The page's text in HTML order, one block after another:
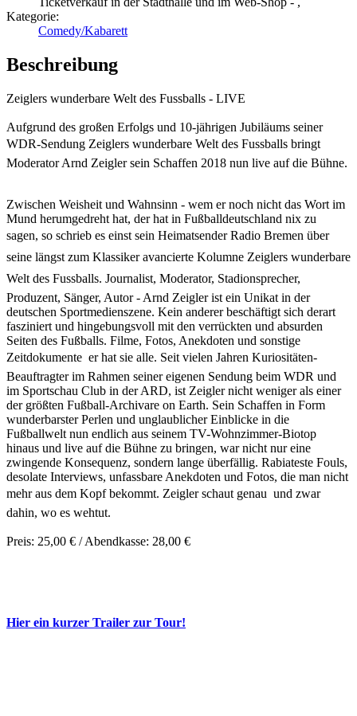
Kategorie:
Comedy/Kabarett
Beschreibung
Zeiglers wunderbare Welt des Fussballs - LIVE
Aufgrund des großen Erfolgs und 10-jährigen Jubiläums seiner
WDR-Sendung Zeiglers wunderbare Welt des Fussballs bringt
Moderator Arnd Zeigler sein Schaffen 2018 nun live auf die Bühne.
Zwischen Weisheit und Wahnsinn - wem er noch nicht das Wort im
Mund herumgedreht hat, der hat in Fußballdeutschland nix zu
sagen, so schrieb es einst sein Heimatsender Radio Bremen über
seine längst zum Klassiker avancierte Kolumne Zeiglers wunderbare
Welt des Fussballs. Journalist, Moderator, Stadionsprecher,
Produzent, Sänger, Autor - Arnd Zeigler ist ein Unikat in der
deutschen Sportmedienszene. Kein anderer beschäftigt sich derart
fasziniert und hingebungsvoll mit den verrückten und absurden
Seiten des Fußballs. Filme, Fotos, Anekdoten und sonstige
Zeitdokumente  er hat sie alle. Seit vielen Jahren Kuriositäten-
Beauftragter im Rahmen seiner eigenen Sendung beim WDR und
im Sportschau Club in der ARD, ist Zeigler nicht weniger als einer
der größten Fußball-Archivare on Earth. Sein Schaffen in Form
wunderbarster Perlen und unglaublicher Einblicke in die
Fußballwelt nun endlich aus seinem TV-Wohnzimmer-Biotop
hinaus und live auf die Bühne zu bringen, war nicht nur eine
zwingende Konsequenz, sondern lange überfällig. Rabiateste Fouls,
desolate Interviews, unfassbare Anekdoten und Fotos, die man nicht
mehr aus dem Kopf bekommt. Zeigler schaut genau  und zwar
dahin, wo es wehtut.
Preis: 25,00 € / Abendkasse: 28,00 €
Hier ein kurzer Trailer zur Tour!